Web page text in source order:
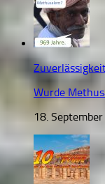
Wurde
18.